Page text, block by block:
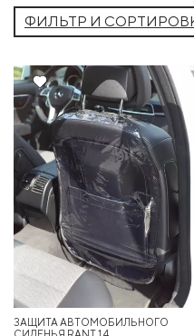
ФИЛЬТР И
ЗАЩИТА АВТОМОБИЛЬНОГО